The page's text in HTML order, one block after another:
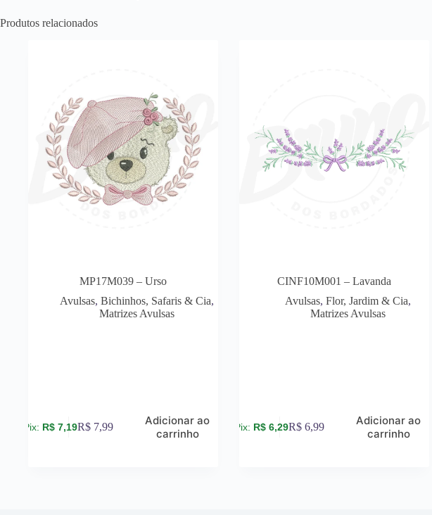
Produtos relacionados
MP17M039 – Urso
Avulsas,Bichinhos, Safaris & Cia,
Matrizes Avulsas
R$ 7,19R$ 7,99
Adicionar ao
carrinho
CINF10M001 – Lavanda
Avulsas,Flor, Jardim & Cia,
Matrizes Avulsas
R$ 6,29R$ 6,99
Adicionar ao
carrinho